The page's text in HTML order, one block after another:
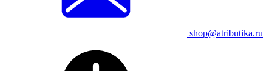
shop@atributika.ru